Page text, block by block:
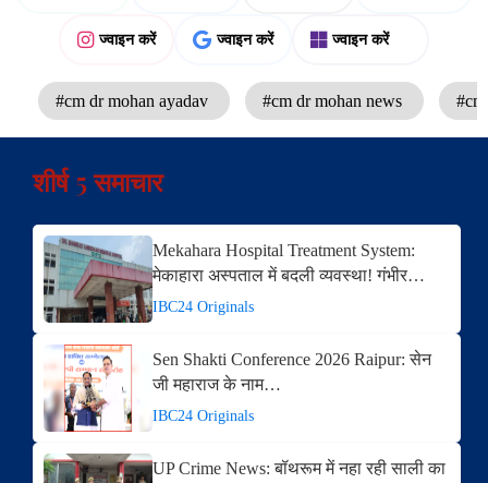
ज्वाइन करें ज्वाइन करें ज्वाइन करें
#cm dr mohan ayadav #cm dr mohan news
शीर्ष 5 समाचार
Mekahara Hospital Treatment System:
मेकाहारा अस्पताल में बदली व्यवस्था! गंभीर…
IBC24 Originals
Sen Shakti Conference 2026 Raipur: सेन
जी महाराज के नाम…
IBC24 Originals
UP Crime News: बॉथरूम में नहा रही साली का